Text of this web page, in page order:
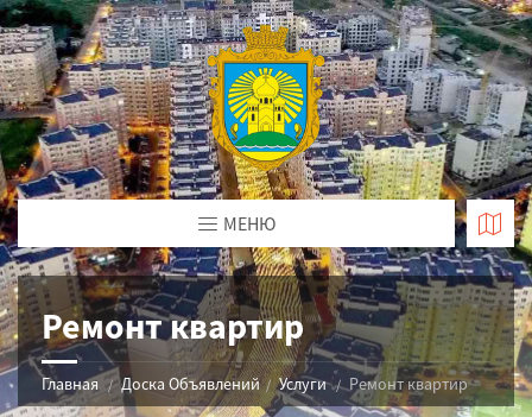
МЕНЮ
Ремонт квартир
Главная Доска Объявлений Услуги Ремонт квартир